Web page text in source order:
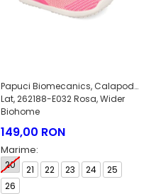
Papuci Biomecanics, Calapod
Lat, 262188-E032 Rosa, Wider
Biohome
149,00 RON
Marime:
20 21 22 23 24
25
26